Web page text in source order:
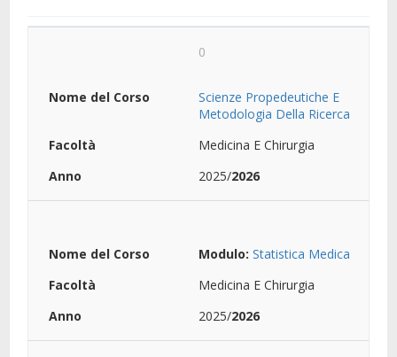
0
Scienze Propedeutiche E
Metodologia Della Ricerca
Medicina E Chirurgia
2025/2026
Modulo: Statistica Medica
Medicina E Chirurgia
2025/2026